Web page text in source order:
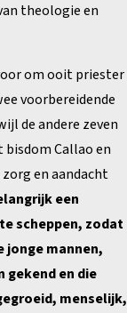
theologie en
om ooit priester
voorbereidende
de andere zeven
Callao en
en aandacht
een
scheppen, zodat
jonge mannen,
gekend en die
menselijk,